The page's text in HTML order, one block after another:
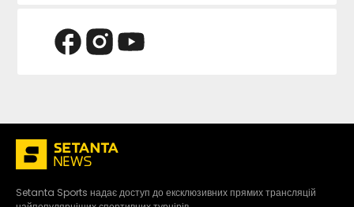
Setanta Sports надає доступ до ексклюзивних прямих трансляцій